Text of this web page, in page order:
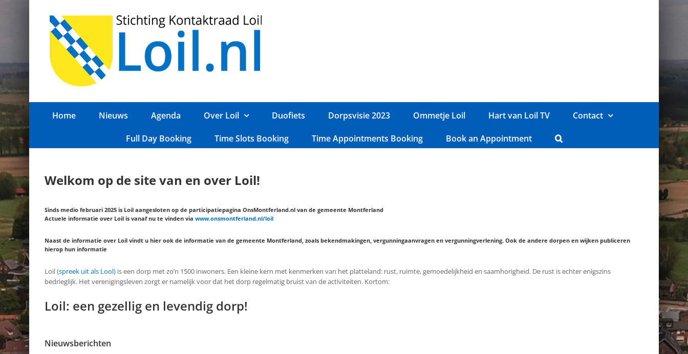
Home Nieuws Agenda Over Loil Duofiets Dorpsvisie 2023 Ommetje Loil Hart van Loil TV Contact
Full Day Booking Time Slots Booking Time Appointments Booking Book an Appointment
Welkom op de site van en over Loil!
Sinds medio februari 2025 is Loil aangesloten op de participatiepagina OnsMontferland.nl van de gemeente Montferland
Actuele informatie over Loil is vanaf nu te vinden via www.onsmontferland.nl/loil
Naast de informatie over Loil vindt u hier ook de informatie van de gemeente Montferland, zoals bekendmakingen, vergunningaanvragen en vergunningverlening. Ook de andere dorpen en wijken publiceren
hierop hun informatie
Loil (spreek uit als Lool) is een dorp met zo’n 1500 inwoners. Een kleine kern met kenmerken van het platteland: rust, ruimte, gemoedelijkheid en saamhorigheid. De rust is echter enigszins
bedrieglijk. Het verenigingsleven zorgt er namelijk voor dat het dorp regelmatig bruist van de activiteiten. Kortom:
Loil: een gezellig en levendig dorp!
Nieuwsberichten